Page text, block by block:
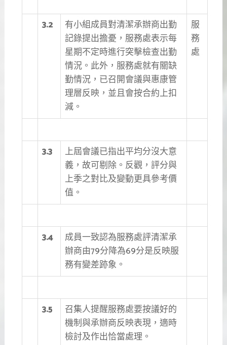
3.2
有小組成員對清潔承辦商出勤
記錄提出擔憂，服務處表示每
星期不定時進行突擊檢查出勤
情況。此外，服務處就有關缺
勤情況，已召開會議與惠康管
理層反映，並且會按合約上扣
減。
服
務
處
3.3
上屆會議已指出平均分沒大意
義，故可剔除。反觀，評分與
上季之對比及變動更具參考價
值。
3.4
成員一致認為服務處評清潔承
辦商由79分降為69分是反映服
務有變差跡象。
3.5
召集人提醒服務處要按議好的
機制與承辦商反映表現，適時
檢討及作出恰當處理。